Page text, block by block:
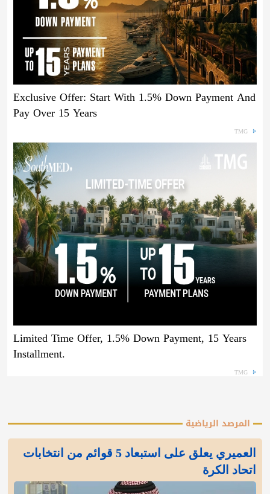
Exclusive Offer: Start With 1.5% Down Payment And
Pay Over 15 Years
TMG
Limited Time Offer, 1.5% Down Payment, 15 Years
Installment.
TMG
المرصد الرياضية
العميري يعلق على استبعاد 5 قوائم من انتخابات
اتحاد الكرة